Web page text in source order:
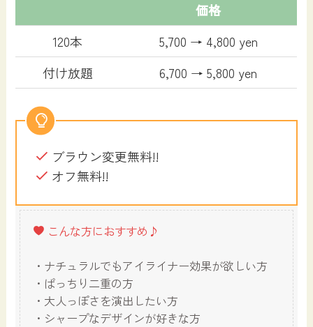
価格
120本
5,700 → 4,800 yen
付け放題
6,700 → 5,800 yen
ブラウン変更無料!!
オフ無料!!
こんな方におすすめ♪
・ナチュラルでもアイライナー効果が欲しい方
・ぱっちり二重の方
・大人っぽさを演出したい方
・シャープなデザインが好きな方